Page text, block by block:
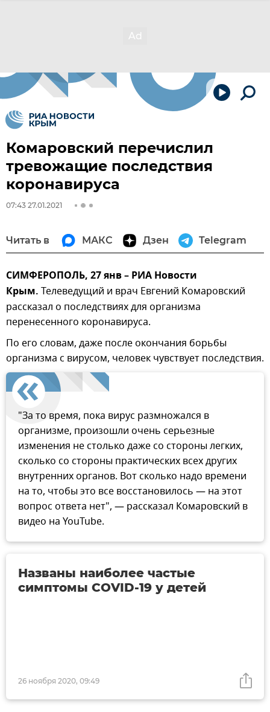
Комаровский перечислил
тревожащие последствия
коронавируса
07:43 27.01.2021
Читать в МАКС Дзен Telegram
СИМФЕРОПОЛЬ, 27 янв – РИА Новости
Крым. Телеведущий и врач Евгений Комаровский
рассказал о последствиях для организма
перенесенного коронавируса.
По его словам, даже после окончания борьбы
организма с вирусом, человек чувствует последствия.
"За то время, пока вирус размножался в
организме, произошли очень серьезные
изменения не столько даже со стороны легких,
сколько со стороны практических всех других
внутренних органов. Вот сколько надо времени
на то, чтобы это все восстановилось — на этот
вопрос ответа нет", — рассказал Комаровский в
видео на YouTube.
26 ноября 2020, 09:49
Названы наиболее частые
симптомы COVID-19 у детей